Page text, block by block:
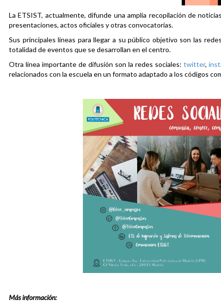
La ETSIST, actualmente, difunde una amplia recopilación de
presentaciones, actos oficiales y otras convocatorias.
Sus principales líneas para llegar a su público objetivo son las
totalidad de eventos que se desarrollan en el centro.
Otra línea importante de difusión son la redes sociales: twitter,
relacionados con la escuela en un formato adaptado a los códigos
Más información: